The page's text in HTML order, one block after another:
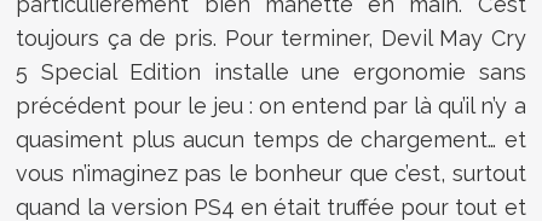
toujours ça de pris. Pour terminer, Devil May Cry
5 Special Edition installe une ergonomie sans
précédent pour le jeu : on entend par là qu’il n’y a
quasiment plus aucun temps de chargement… et
vous n’imaginez pas le bonheur que c’est, surtout
quand la version PS4 en était truffée pour tout et